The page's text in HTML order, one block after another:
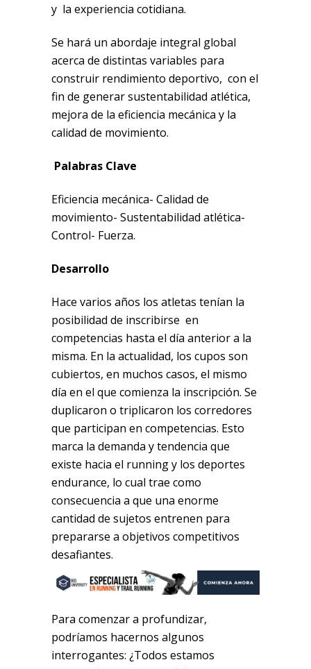
y la experiencia cotidiana.
Se hará un abordaje integral global
acerca de distintas variables para
construir rendimiento deportivo, con el
fin de generar sustentabilidad atlética,
mejora de la eficiencia mecánica y la
calidad de movimiento.
Palabras Clave
Eficiencia mecánica- Calidad de
movimiento- Sustentabilidad atlética-
Control- Fuerza.
Desarrollo
Hace varios años los atletas tenían la
posibilidad de inscribirse en
competencias hasta el día anterior a la
misma. En la actualidad, los cupos son
cubiertos, en muchos casos, el mismo
día en el que comienza la inscripción. Se
duplicaron o triplicaron los corredores
que participan en competencias. Esto
marca la demanda y tendencia que
existe hacia el running y los deportes
endurance, lo cual trae como
consecuencia a que una enorme
cantidad de sujetos entrenen para
prepararse a objetivos competitivos
desafiantes.
Para comenzar a profundizar,
podríamos hacernos algunos
interrogantes: ¿Todos estamos